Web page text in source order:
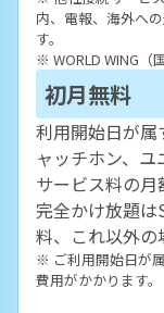
内、電報、海外へ
す。
※ WORLD WING（
初月無料
利用開始日が
ャッチホン、
サービス料の月
完全かけ放題
料、これ以外の
※ ご利用開始日が
費用がかかります。